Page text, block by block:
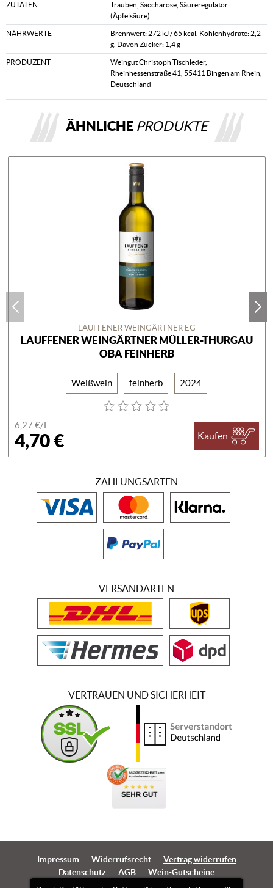
ZUTATEN
Trauben, Saccharose, Säureregulator
(Äpfelsäure).
NÄHRWERTE
Brennwert: 272 kJ / 65 kcal, Kohlenhydrate: 2,2
g, Davon Zucker: 1,4 g
PRODUZENT
Weingut Christoph Tischleder,
Rheinhessenstraße 41, 55411 Bingen am Rhein,
Deutschland
ÄHNLICHE PRODUKTE
LAUFFENER WEINGÄRTNER EG
LAUFFENER WEINGÄRTNER MÜLLER-THURGAU
OBA FEINHERB
Weißwein feinherb 2024
6,27 €/L
4,70 € Kaufen
ZAHLUNGSARTEN
VERSANDARTEN
VERTRAUEN UND SICHERHEIT
Impressum Widerrufsrecht
Vertrag widerrufen
Datenschutz
AGB Wein-Gutscheine